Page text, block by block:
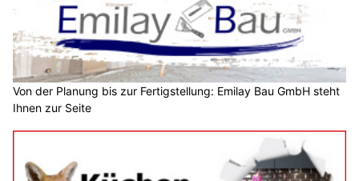
Von der Planung bis zur Fertigstellung: Emilay Bau GmbH steht
Ihnen zur Seite